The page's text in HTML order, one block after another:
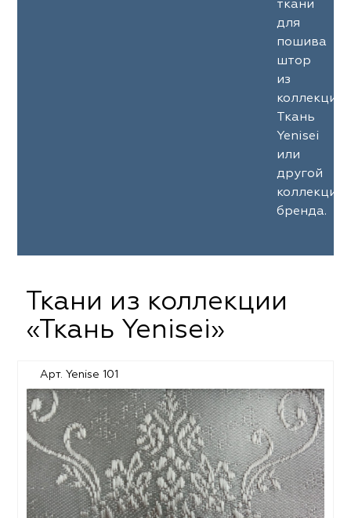
ткани
для
пошива
штор
из
Ткань
Yenisei
или
другой
коллекции
бренда.
Ткани из коллекции
«Ткань Yenisei»
Арт. Yenise 101